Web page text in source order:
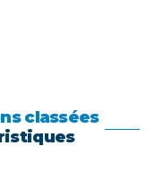
classées